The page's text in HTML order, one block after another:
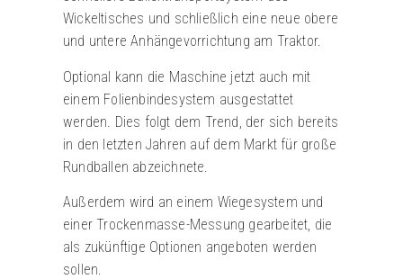
Wickeltisches und schließlich eine neue obere
und untere Anhängevorrichtung am Traktor.
Optional kann die Maschine jetzt auch mit
einem Folienbindesystem ausgestattet
werden. Dies folgt dem Trend, der sich bereits
in den letzten Jahren auf dem Markt für große
Rundballen abzeichnete.
Außerdem wird an einem Wiegesystem und
einer Trockenmasse-Messung gearbeitet, die
als zukünftige Optionen angeboten werden
sollen.